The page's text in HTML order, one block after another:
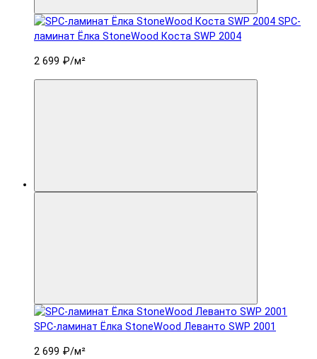
SPC-
ламинат Ëлка StoneWood Коста SWP 2004
2 699 ₽/м²
SPC-ламинат Ëлка StoneWood Леванто SWP 2001
2 699 ₽/м²